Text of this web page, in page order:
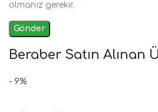
olmanız gerekir.
Beraber Satın Alınan
- 9%